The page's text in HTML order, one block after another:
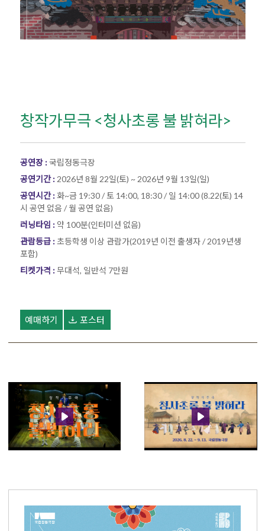
창작가무극 <청사초롱 불 밝혀라>
공연장 :국립정동극장
공연기간 : 2026년 8월 22일(토) ~ 2026년 9월 13일(일)
공연시간 :화~금 19:30 / 토 14:00, 18:30 / 일 14:00 (8.22(토) 14
시 공연 없음 / 월 공연 없음)
러닝타임 : 약 100분(인터미션 없음)
관람등급 :초등학생 이상 관람가(2019년 이전 출생자 / 2019년생
포함)
티켓가격 :무대석, 일반석 7만원
예매하기 포스터